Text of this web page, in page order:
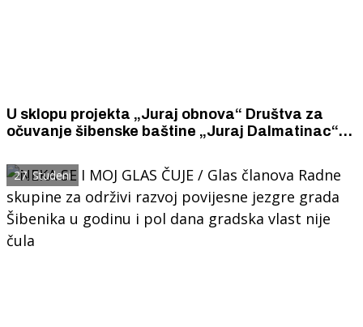
U sklopu projekta „Juraj obnova“ Društva za
očuvanje šibenske baštine „Juraj Dalmatinac“
Vrančića 10 i na Stubama Petra Kaera 1
27. Studeni